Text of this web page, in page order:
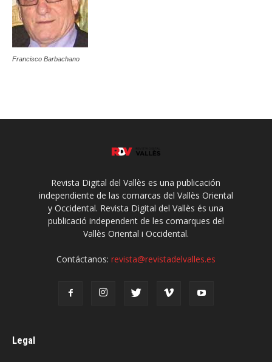
Francisco Barbachano
Revista Digital del Vallès es una publicación
independiente de las comarcas del Vallès Oriental
y Occidental. Revista Digital del Vallès és una
publicació independent de les comarques del
Vallès Oriental i Occidental.
Contáctanos: revista@revistadelvalles.es
Legal